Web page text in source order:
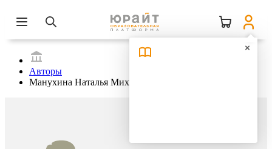
Авторы
Манухина Наталья Михайловна